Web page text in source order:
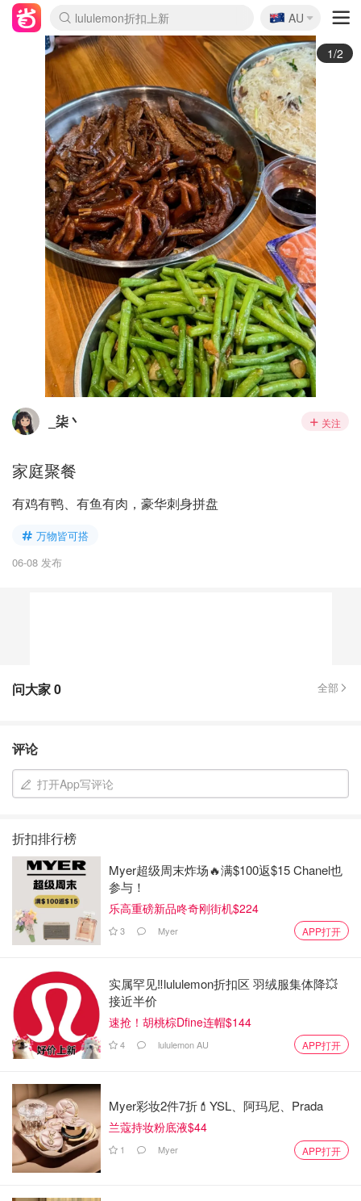
lululemon折扣上新
Sasa美妆护肤3.5折
SSENSE年中2.5折
FreshBeauty好价汇总
Cettire降价+叠9折
WWS Coles超市实拍
viagogo二手票捡漏
Myer超级周末
The Outnet奢牌1折起
David Jones 3折起
Flannels大牌1折
Perfumes Club护肤1折
AMIRO面罩$251
Amazon折扣汇总
eToro入金$200送$50
Amazon数码好物
ICONIC本周7.5折
ThedoubleF高奢地板价
Moose Knuckles 6折
丝芙兰5折起
EUFY摄像头$98
Selenichast首饰2折
Trip机票酒店促销
YSL送5件彩妆礼
Amazon家居好物
Amazon美妆护肤
雅漾大喷$8
过敏原检测盒$33
伊索独家赠50ml沐浴露
科颜氏高保湿面霜$29
SEALIFE海洋馆门票6折
丝塔芙大白罐$16
订阅Newsletter送香薰
Cult Beauty 6.8折
Harrods圣诞日历$525
LN-CC奢牌私促3折
d'Alba空姐喷雾$16
EVE LOM套装£56
Bernardelli独家4折
Adore Beauty 6折起
CT圣诞日历
Mytheresa奢品2.7折
Luxury Escapes 9折
Currentbody美容仪$881
MOON Garden Live
Roborock扫地机$649
Tingo Life水杯$24
Valentino官网5折
CR洗护套装$23
修丽可4件套$159
Myer彩妆2件7折
GANNI官网4.5折
Stylevana韩妆4折
Tessabit高奢8.5折
OGX洗发水$11
Amazon阿德莱德次日达
卡诗8.5折+赠礼
Philips Hue灯具8折
🇦🇺
AU
2/2
_柒丶 关注
家庭聚餐
有鸡有鸭、有鱼有肉，豪华刺身拼盘
万物皆可搭
06-08 发布
问大家0 全部
评论
打开App写评论
折扣排行榜
Myer超级周末炸场🔥满$100返$15 Chanel也
参与！
乐高重磅新品咚奇刚街机$224
3 Myer APP打开
实属罕见‼️lululemon折扣区 羽绒服集体降💥
接近半价
速抢！胡桃棕Dfine连帽$144
4 lululemon AU APP打开
Myer彩妆2件7折💄YSL、阿玛尼、Prada
兰蔻持妆粉底液$44
1 Myer APP打开